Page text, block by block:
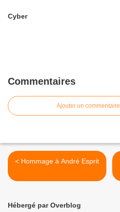
Cyber
Commentaires
Ajouter un commentaire
< Hommage à André Esprit
Hébergé par Overblog